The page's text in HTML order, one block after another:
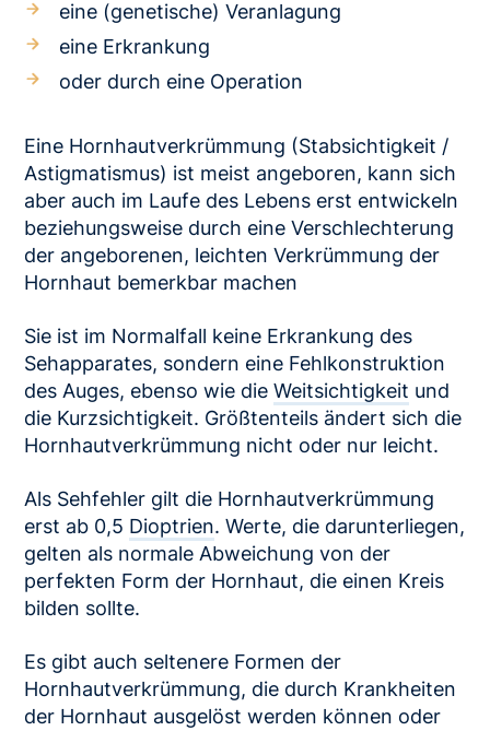
eine (genetische) Veranlagung
eine Erkrankung
oder durch eine Operation
Eine Hornhautverkrümmung (Stabsichtigkeit /
Astigmatismus) ist meist angeboren, kann sich
aber auch im Laufe des Lebens erst entwickeln
beziehungsweise durch eine Verschlechterung
der angeborenen, leichten Verkrümmung der
Hornhaut bemerkbar machen
Sie ist im Normalfall keine Erkrankung des
Sehapparates, sondern eine Fehlkonstruktion
des Auges, ebenso wie dieWeitsichtigkeit und
die Kurzsichtigkeit. Größtenteils ändert sich die
Hornhautverkrümmung nicht oder nur leicht.
Als Sehfehler gilt die Hornhautverkrümmung
erst ab 0,5 Dioptrien. Werte, die darunterliegen,
gelten als normale Abweichung von der
perfekten Form der Hornhaut, die einen Kreis
bilden sollte.
Es gibt auch seltenere Formen der
Hornhautverkrümmung, die durch Krankheiten
der Hornhaut ausgelöst werden können oder